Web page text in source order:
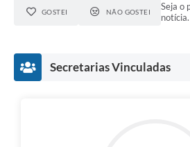
Contato
Listagem de Contribuintes Inscritos na
Município
GOSTEI NÃO GOSTEI
Seja o
notícia.
Secretarias Vinculadas